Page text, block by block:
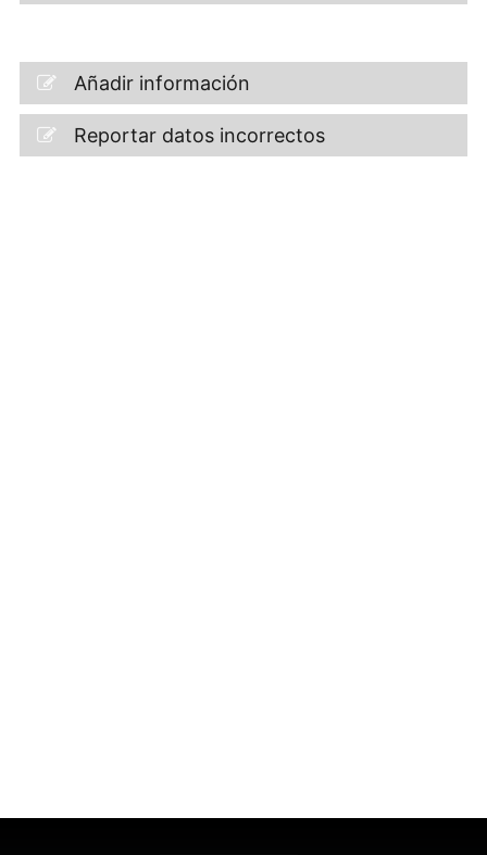
Añadir información
Reportar datos incorrectos